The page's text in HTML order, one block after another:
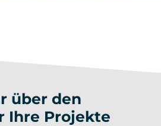
über den
Ihre Projekte